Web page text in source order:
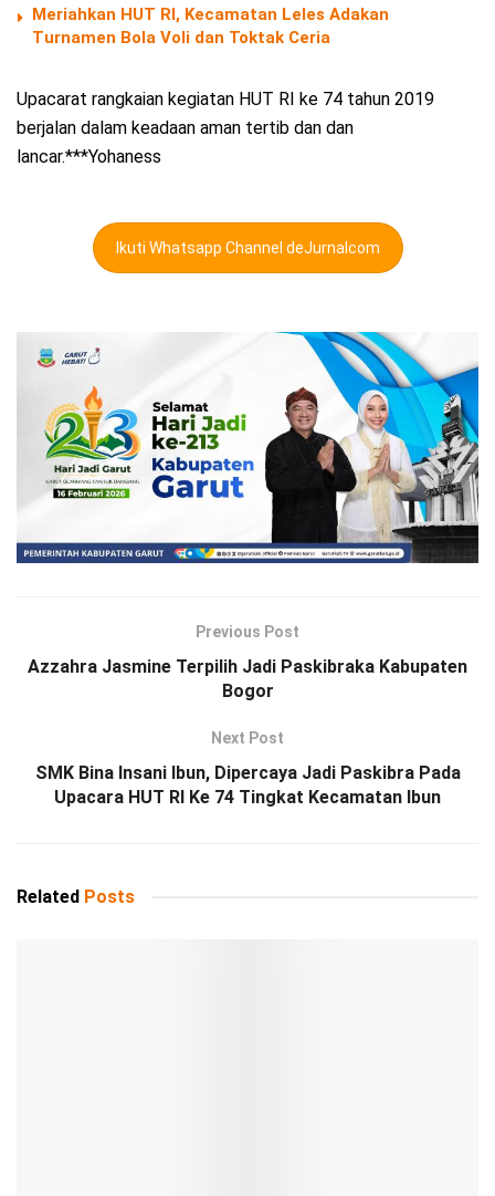
Meriahkan HUT RI, Kecamatan Leles Adakan
Turnamen Bola Voli dan Toktak Ceria
Upacarat rangkaian kegiatan HUT RI ke 74 tahun 2019
berjalan dalam keadaan aman tertib dan dan
lancar.***Yohaness
Ikuti Whatsapp Channel deJurnalcom
Previous Post
Azzahra Jasmine Terpilih Jadi Paskibraka Kabupaten
Bogor
Next Post
SMK Bina Insani Ibun, Dipercaya Jadi Paskibra Pada
Upacara HUT RI Ke 74 Tingkat Kecamatan Ibun
Related Posts